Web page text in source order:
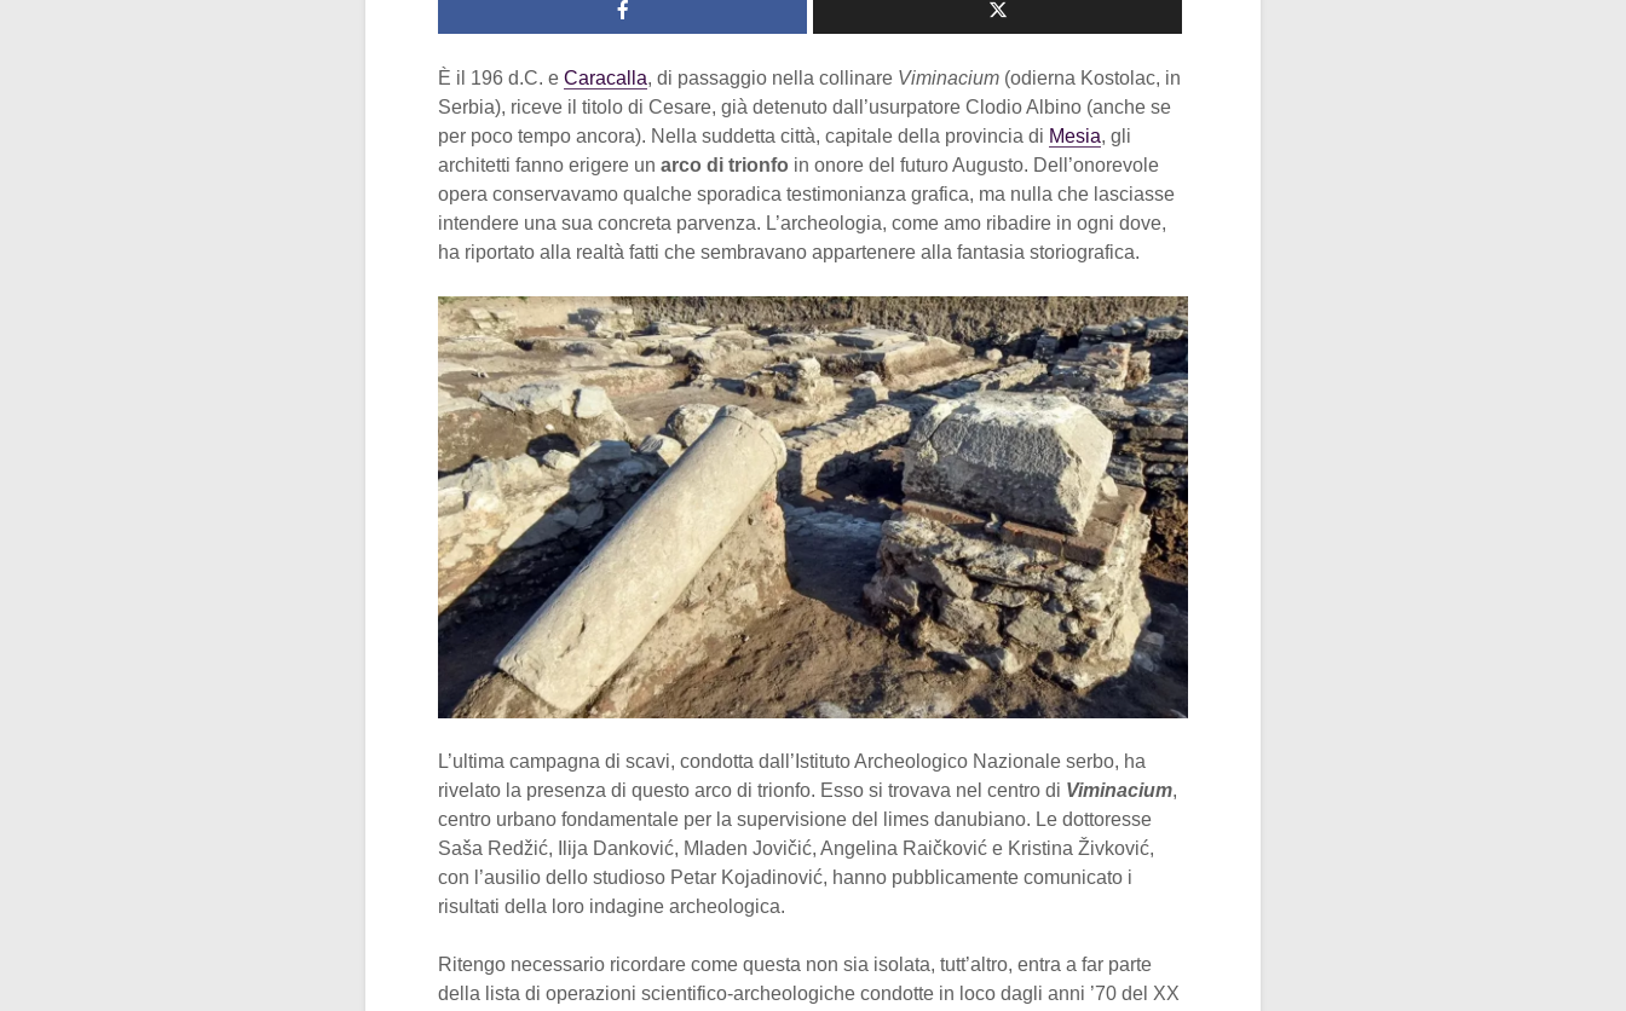
È il 196 d.C. e Caracalla, di passaggio nella collinare Viminacium (odierna Kostolac, in
Serbia), riceve il titolo di Cesare, già detenuto dall’usurpatore Clodio Albino (anche se
per poco tempo ancora). Nella suddetta città, capitale della provincia di Mesia, gli
architetti fanno erigere un arco di trionfo in onore del futuro Augusto. Dell’onorevole
opera conservavamo qualche sporadica testimonianza grafica, ma nulla che lasciasse
intendere una sua concreta parvenza. L’archeologia, come amo ribadire in ogni dove,
ha riportato alla realtà fatti che sembravano appartenere alla fantasia storiografica.
L’ultima campagna di scavi, condotta dall’Istituto Archeologico Nazionale serbo, ha
rivelato la presenza di questo arco di trionfo. Esso si trovava nel centro di Viminacium,
centro urbano fondamentale per la supervisione del limes danubiano. Le dottoresse
Saša Redžić, Ilija Danković, Mladen Jovičić, Angelina Raičković e Kristina Živković,
con l’ausilio dello studioso Petar Kojadinović, hanno pubblicamente comunicato i
risultati della loro indagine archeologica.
Ritengo necessario ricordare come questa non sia isolata, tutt’altro, entra a far parte
della lista di operazioni scientifico-archeologiche condotte in loco dagli anni ’70 del XX